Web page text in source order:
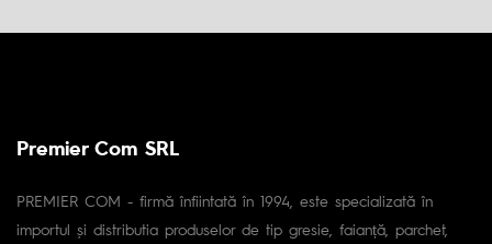
Premier Com SRL
PREMIER COM - firmă înfiintată în 1994, este specializată în
importul și distributia produselor de tip gresie, faianță, parchet,